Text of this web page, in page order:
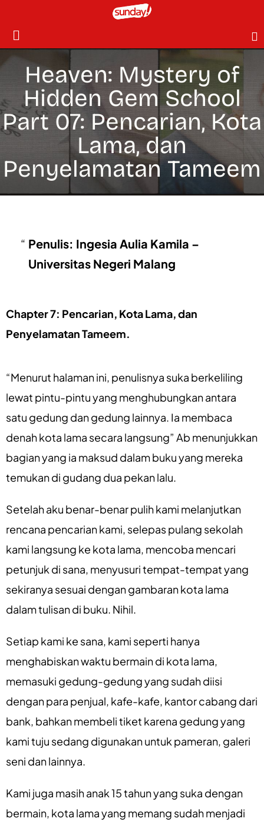
Heaven: Mystery of
Hidden Gem School
Part 07: Pencarian, Kota
Lama, dan
Penyelamatan Tameem
Penulis: Ingesia Aulia Kamila –
Universitas Negeri Malang
Chapter 7: Pencarian, Kota Lama, dan
Penyelamatan Tameem.
“Menurut halaman ini, penulisnya suka berkeliling
lewat pintu-pintu yang menghubungkan antara
satu gedung dan gedung lainnya. Ia membaca
denah kota lama secara langsung” Ab menunjukkan
bagian yang ia maksud dalam buku yang mereka
temukan di gudang dua pekan lalu.
Setelah aku benar-benar pulih kami melanjutkan
rencana pencarian kami, selepas pulang sekolah
kami langsung ke kota lama, mencoba mencari
petunjuk di sana, menyusuri tempat-tempat yang
sekiranya sesuai dengan gambaran kota lama
dalam tulisan di buku. Nihil.
Setiap kami ke sana, kami seperti hanya
menghabiskan waktu bermain di kota lama,
memasuki gedung-gedung yang sudah diisi
dengan para penjual, kafe-kafe, kantor cabang dari
bank, bahkan membeli tiket karena gedung yang
kami tuju sedang digunakan untuk pameran, galeri
seni dan lainnya.
Kami juga masih anak 15 tahun yang suka dengan
bermain, kota lama yang memang sudah menjadi